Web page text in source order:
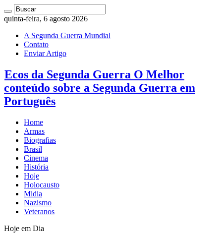
quinta-feira, 6 agosto 2026
A Segunda Guerra Mundial
Contato
Enviar Artigo
Ecos da Segunda Guerra O Melhor
conteúdo sobre a Segunda Guerra em
Português
Home
Armas
Biografias
Brasil
Cinema
História
Hoje
Holocausto
Midia
Nazismo
Veteranos
Hoje em Dia